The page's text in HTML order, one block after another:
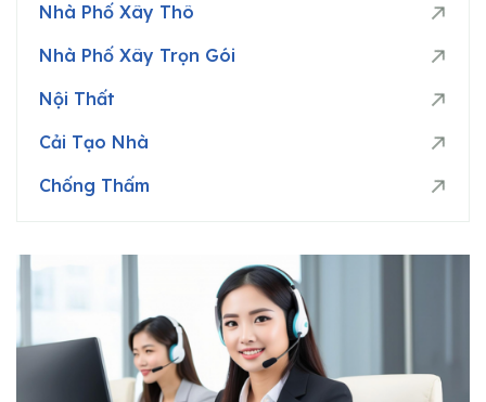
Nhà Phố Xây Thô
Nhà Phố Xây Trọn Gói
Nội Thất
Cải Tạo Nhà
Chống Thấm